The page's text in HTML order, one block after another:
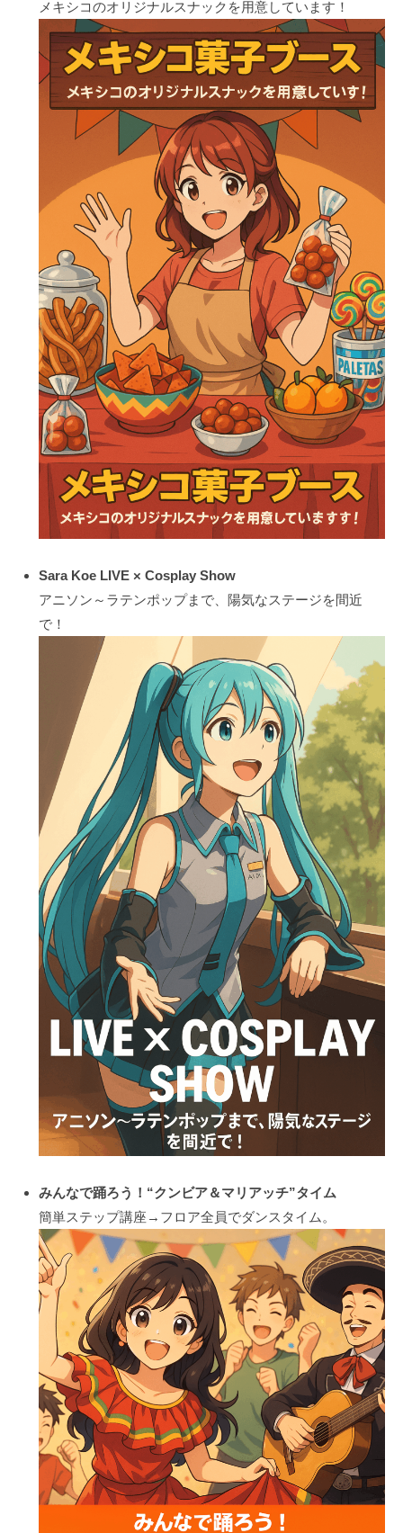
メキシコのオリジナルスナックを用意しています！
Sara Koe LIVE × Cosplay Show
アニソン～ラテンポップまで、陽気なステージを間近
で！
みんなで踊ろう！“クンビア＆マリアッチ”タイム
簡単ステップ講座→フロア全員でダンスタイム。